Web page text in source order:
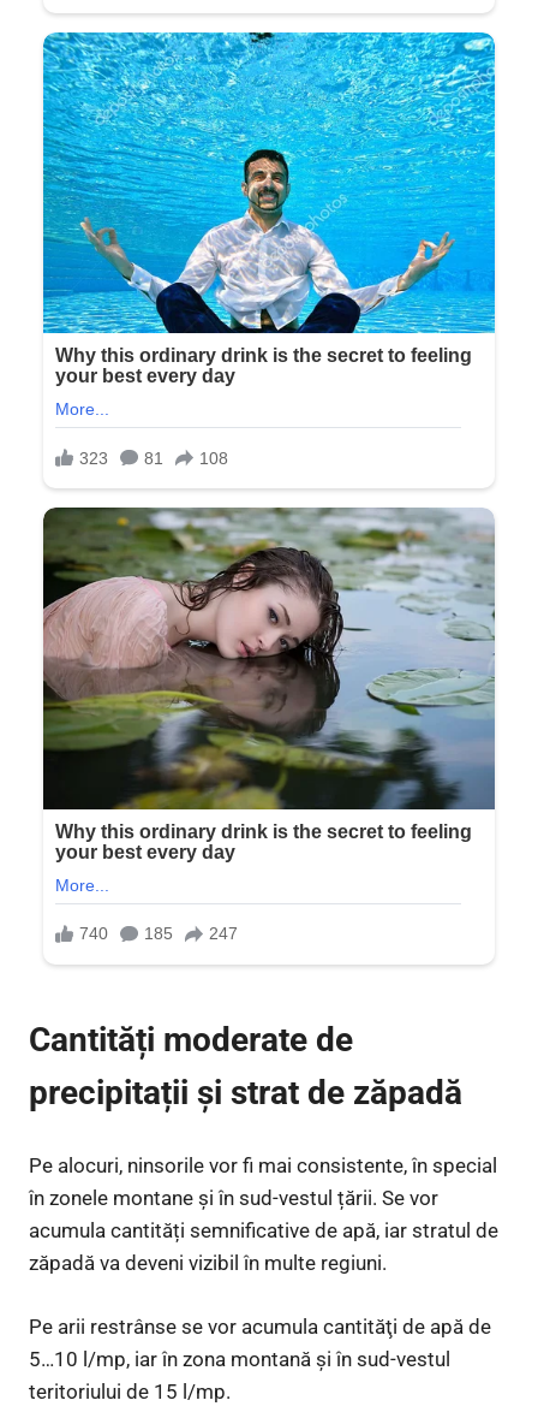
Cantități moderate de
precipitații și strat de zăpadă
Pe alocuri, ninsorile vor fi mai consistente, în special
în zonele montane și în sud-vestul țării. Se vor
acumula cantități semnificative de apă, iar stratul de
zăpadă va deveni vizibil în multe regiuni.
Pe arii restrânse se vor acumula cantităţi de apă de
5…10 l/mp, iar în zona montană şi în sud-vestul
teritoriului de 15 l/mp.